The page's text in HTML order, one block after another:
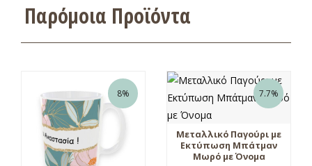
Παρόμοια Προϊόντα
8% 7.7%
Μεταλλικό Παγούρι με
Εκτύπωση Μπάτμαν
Μωρό με Όνομα